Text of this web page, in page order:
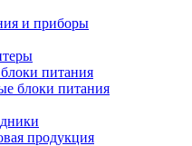
и приборы
питания
блоки питания
продукция